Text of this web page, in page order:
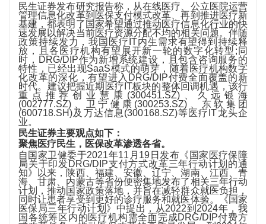
民生证券发布研究报告称，从在线医疗、公立医院运营
管理信息化改革到医保支付模式改革、再到推进医疗新
基建，都表明了国家希望通过推动医疗信息化行业的快
速发展以解决当前医疗资源分配不均的相关问题。伴随
政策持续发力，我国医疗IT内生需求有望得到持续释
放，且各医疗机构有望展开新一轮的数字化转型;同
时，DRG/DIP作为新增系统建设，且包含咨询服务的
特性，已经出现SaaS模式的萌芽，随着医疗机构数字
化改革的深化，有望进入DRG/DIP付费全面覆盖的新
时代。建议把握近期医疗IT板块的整体回调机遇，该行
重点推荐创业慧康(300451.SZ)、久远银海
(002777.SZ)、卫宁健康(300253.SZ)、东软集团
(600718.SH)及万达信息(300168.SZ)等医疗IT龙头企
业。
民生证券主要观点如下：
聚焦医疗民生，医保改革渗透各省。
自国家卫健委于2021年11月19日发布《国家医疗保障
局关于印发DRG/DIP支付方式改革三年行动计划的通
知》以来，陕西、福建、安徽、辽宁、湖南、江西、青
海、甘肃、内蒙古等省份便密集地发布了相关三年行动
计划，推动国家政策落地，并旨在减轻群众就医负担，
同时让患者享受到更好的诊疗服务和就医体验。《国家
医保局三年行动计划》中提出，从2022到2024年，我
国各统筹区内的医疗机构需全面完成DRG/DIP付费方